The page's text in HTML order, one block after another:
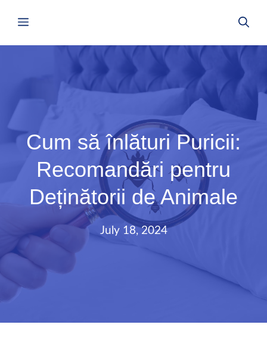
Menu
Cum să înlături Puricii:
Recomandări pentru
Deținătorii de Animale
July 18, 2024